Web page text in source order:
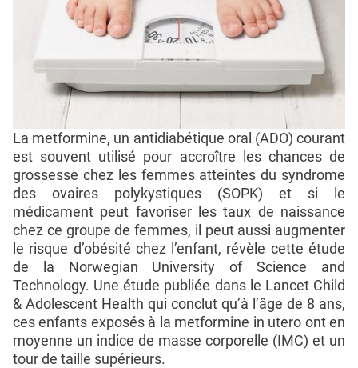
La metformine, un antidiabétique oral (ADO) courant
est souvent utilisé pour accroître les chances de
grossesse chez les femmes atteintes du syndrome
des ovaires polykystiques (SOPK) et si le
médicament peut favoriser les taux de naissance
chez ce groupe de femmes, il peut aussi augmenter
le risque d’obésité chez l’enfant, révèle cette étude
de la Norwegian University of Science and
Technology. Une étude publiée dans le Lancet Child
& Adolescent Health qui conclut qu’à l’âge de 8 ans,
ces enfants exposés à la metformine in utero ont en
moyenne un indice de masse corporelle (IMC) et un
tour de taille supérieurs.